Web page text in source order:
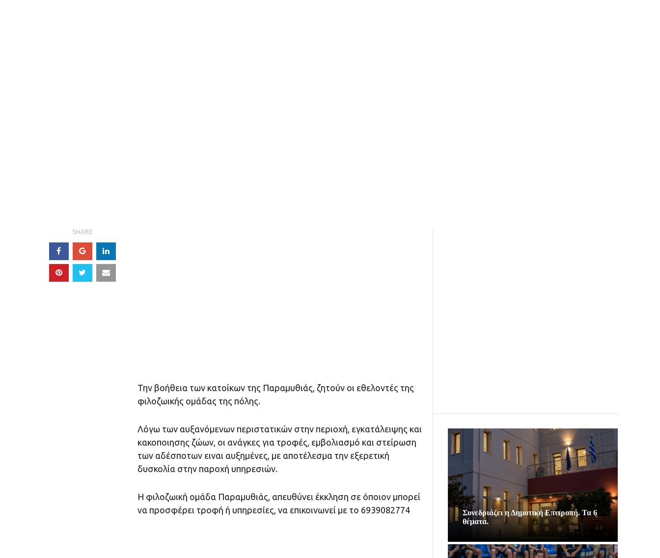
SHARE
Την βοήθεια των κατοίκων της Παραμυθιάς, ζητούν οι εθελοντές της
φιλοζωικής ομάδας της πόλης.
Λόγω των αυξανόμενων περιστατικών στην περιοχή, εγκατάλειψης και
κακοποιησης ζώων, οι ανάγκες για τροφές, εμβολιασμό και στείρωση
των αδέσποτων ειναι αυξημένες, με αποτέλεσμα την εξερετική
δυσκολία στην παροχή υπηρεσιών.
Η φιλοζωική ομάδα Παραμυθιάς, απευθύνει έκκληση σε όποιον μπορεί
να προσφέρει τροφή ή υπηρεσίες, να επικοινωνεί με το 6939082774
Συνεδριάζει η Δημοτική Επιτροπή. Τα 6
θέματα.